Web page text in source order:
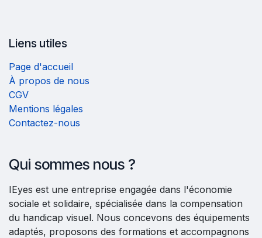
Liens utiles
Page d'accueil
À propos de nous
CGV
Mentions légales
Contactez-nous
Qui sommes nous ?
IEyes est une entreprise engagée dans l'économie
sociale et solidaire, spécialisée dans la compensation
du handicap visuel. Nous concevons des équipements
adaptés, proposons des formations et accompagnons